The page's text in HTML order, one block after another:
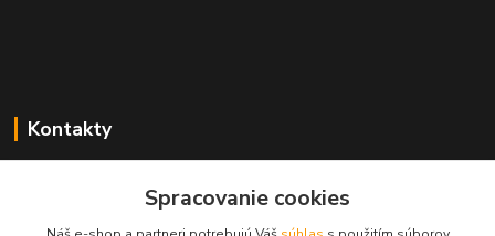
Kontakty
+421 905 536 752Spracovanie cookies